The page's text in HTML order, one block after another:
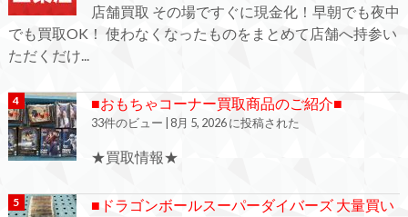
店舗買取 その場ですぐに現金化！早朝でも夜中
でも買取OK！ 使わなくなったものをまとめて店舗へ持参い
ただくだけ...
■おもちゃコーナー買取商品のご紹介■
33件のビュー 8月 5, 2026 に投稿された
★買取情報★
■ドラゴンボールスーパーダイバーズ 大量買い